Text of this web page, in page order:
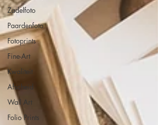
Zadelfoto
Paardenfoto
Fotoprints
Fine-Art
Kwaliteit
Afscheid
Wall Art
Folio Prints